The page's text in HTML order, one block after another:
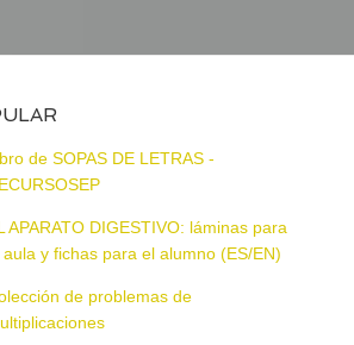
de SOPAS DE LETRAS -
APARATO DIGESTIVO: láminas para
aula y fichas para el alumno (ES/EN)
de problemas de